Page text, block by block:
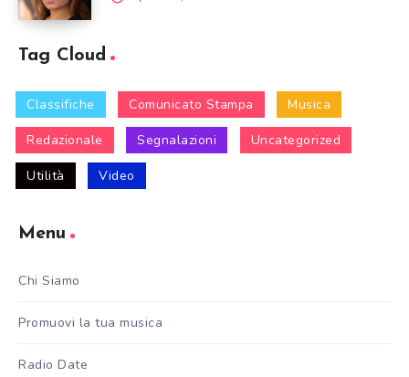
Tag Cloud
Classifiche Comunicato Stampa Musica
Redazionale Segnalazioni Uncategorized
Utilità Video
Menu
Chi Siamo
Promuovi la tua musica
Radio Date